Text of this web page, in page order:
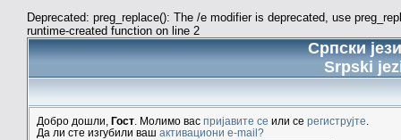
Deprecated: preg_replace(): The /e modifier is deprecated, use
runtime-created function on line 2
Српски
Srpski
Добро дошли, Гост . Молимо вас пријавите се или се региструјте
Да ли сте изгубили ваш активациони e-mail?